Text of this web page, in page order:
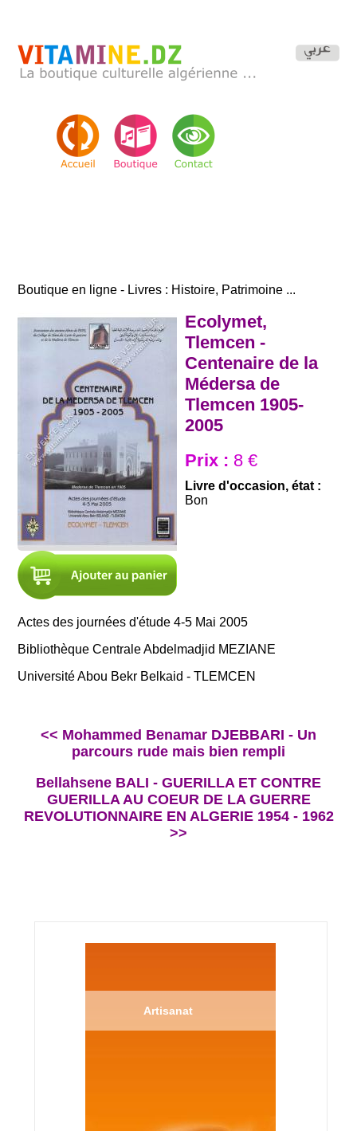
Boutique en ligne - Livres : Histoire, Patrimoine ...
Ecolymet,
Tlemcen -
Centenaire de la
Médersa de
Tlemcen 1905-
2005
Prix : 8 €
Livre d'occasion, état :
Bon
Actes des journées d'étude 4-5 Mai 2005
Bibliothèque Centrale Abdelmadjid MEZIANE
Université Abou Bekr Belkaid - TLEMCEN
<< Mohammed Benamar DJEBBARI - Un
parcours rude mais bien rempli
Bellahsene BALI - GUERILLA ET CONTRE
GUERILLA AU COEUR DE LA GUERRE
REVOLUTIONNAIRE EN ALGERIE 1954 - 1962
>>
Artisanat